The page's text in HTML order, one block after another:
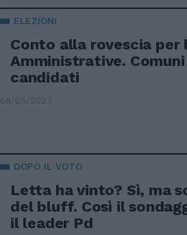
ELEZIONI
Conto alla rovescia per
Amministrative.
candidati
08/05/2023
DOPO IL VOTO
Letta ha vinto? Sì, ma
del bluff. Così il
il leader Pd